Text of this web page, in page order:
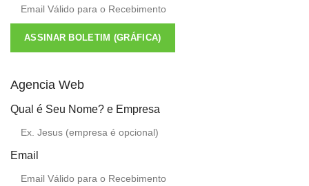
ASSINAR BOLETIM (GRÁFICA)
Agencia Web
Qual é Seu Nome? e Empresa
Email